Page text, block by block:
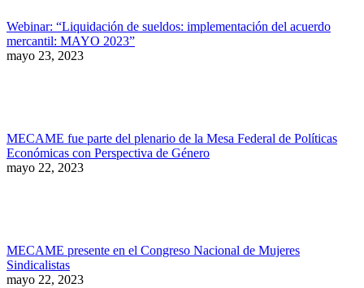
Webinar: “Liquidación de sueldos: implementación del acuerdo
mercantil: MAYO 2023”
mayo 23, 2023
MECAME fue parte del plenario de la Mesa Federal de Políticas
Económicas con Perspectiva de Género
mayo 22, 2023
MECAME presente en el Congreso Nacional de Mujeres
Sindicalistas
mayo 22, 2023